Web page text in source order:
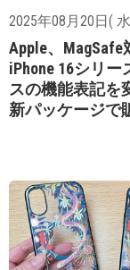
2025年08月20日(
Apple、MagSafe
iPhone 16シリー
スの機能表記を
新パッケージで